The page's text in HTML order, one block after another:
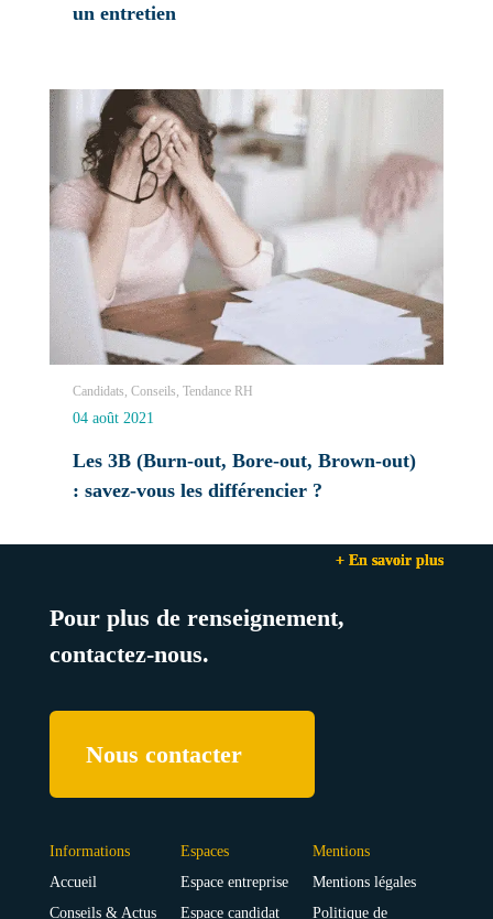
+ En savoir plus
un entretien
+ En savoir plus
Candidats, Conseils, Tendance RH
04 août 2021
Les 3B (Burn-out, Bore-out, Brown-out)
: savez-vous les différencier ?
+ En savoir plus
Pour plus de renseignement,
contactez-nous.
Nous contacter
Informations
Accueil
Conseils & Actus
Espaces
Espace entreprise
Espace candidat
Mentions
Mentions légales
Politique de